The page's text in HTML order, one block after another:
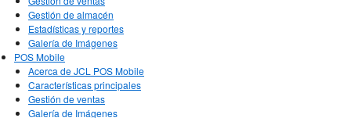
Gestión de almacén
Estadísticas y reportes
Galería de Imágenes
POS Mobile
Acerca de JCL POS Mobile
Características principales
Gestión de ventas
Galería de Imágenes